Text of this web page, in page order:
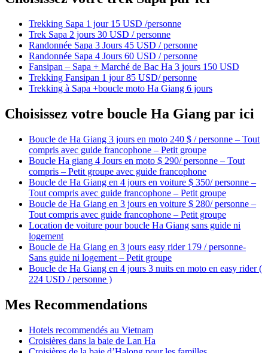
Trekking Sapa 1 jour 15 USD /personne
Trek Sapa 2 jours 30 USD / personne
Randonnée Sapa 3 Jours 45 USD / personne
Randonnée Sapa 4 Jours 60 USD / personne
Fansipan – Sapa + Marché de Bac Ha 3 jours 150 USD
Trekking Fansipan 1 jour 85 USD/ personne
Trekking à Sapa +boucle moto Ha Giang 6 jours
Choisissez votre boucle Ha Giang par ici
Boucle de Ha Giang 3 jours en moto 240 $ / personne – Tout
compris avec guide francophone – Petit groupe
Boucle Ha giang 4 Jours en moto $ 290/ personne – Tout
compris – Petit groupe avec guide francophone
Boucle de Ha Giang en 4 jours en voiture $ 350/ personne –
Tout compris avec guide francophone – Petit groupe
Boucle de Ha Giang en 3 jours en voiture $ 280/ personne –
Tout compris avec guide francophone – Petit groupe
Location de voiture pour boucle Ha Giang sans guide ni
logement
Boucle de Ha Giang en 3 jours easy rider 179 / personne-
Sans guide ni logement – Petit groupe
Boucle de Ha Giang en 4 jours 3 nuits en moto en easy rider (
224 USD / personne )
Mes Recommendations
Hotels recommendés au Vietnam
Croisières dans la baie de Lan Ha